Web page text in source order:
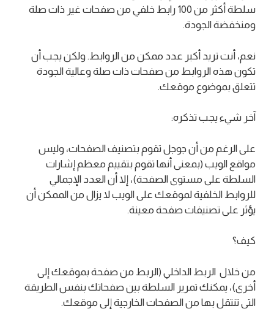
سلطة أكثر من 100 رابط خلفي من صفحات غير ذات صلة
ومنخفضة الجودة.
نعم، أنت تريد أكبر عدد ممكن من الروابط. ولكن يجب أن
تكون هذه الروابط من صفحات ذات صلة وعالية الجودة
تتعلق بموضوع موقعك.
آخر شيء يجب تذكره:
على الرغم من أن جوجل تقوم بتصنيف الصفحات، وليس
مواقع الويب (بمعنى أنها تقوم بتقييم معظم إشارات
السلطة على مستوى الصفحة)، إلا أن العدد الإجمالي
للروابط الخلفية لموقعك على الويب لا يزال من الممكن أن
يؤثر على تصنيفات صفحة معينة.
كيف؟
من خلال الربط الداخلي (الربط من صفحة بموقعك إلى
أخرى)، يمكنك تمرير السلطة بين صفحاتك بنفس الطريقة
التي تنتقل بها من الصفحات الخارجية إلى موقعك.